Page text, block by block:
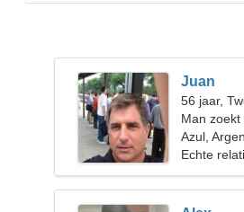
Juan
56 jaar,
Man
Azul,
Echte